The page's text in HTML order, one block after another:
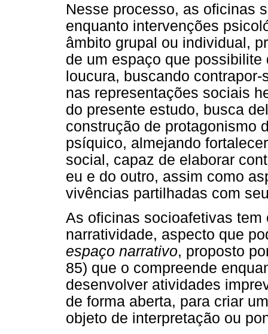
Nesse processo, as oficinas
enquanto intervenções
âmbito grupal ou individual,
de um espaço que
loucura, buscando
nas representações sociais
do presente estudo, busca
construção de protagonismo
psíquico, almejando
social, capaz de elaborar
eu e do outro, assim como
vivências partilhadas com
As oficinas socioafetivas tem
narratividade, aspecto que
espaço narrativo, proposto
85) que o compreende
desenvolver atividades
de forma aberta, para criar
objeto de interpretação ou